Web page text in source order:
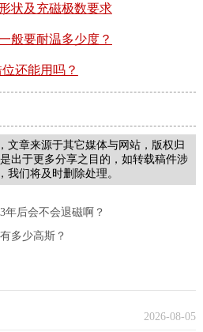
状及充磁极数要求
般要耐温多少度？
还能用吗？
文章来源于其它媒体与网站，版权归
出于更多分享之目的，如转载稿件涉
我们将及时删除处理。
年后会不会退磁啊？
多少高斯？
2026-08-05